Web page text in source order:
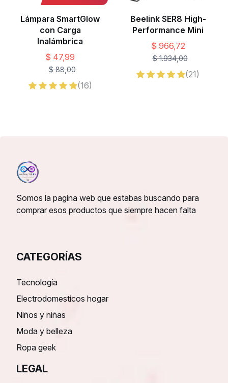
Lámpara SmartGlow
con Carga
Inalámbrica
$ 47,99
$ 88,00
(16)
Beelink SER8 High-
Performance Mini
$ 966,72
$ 1.934,00
(21)
Somos la pagina web que estabas buscando para
comprar esos productos que siempre hacen falta
CATEGORÍAS
Tecnología
Electrodomesticos hogar
Niños y niñas
Moda y belleza
Ropa geek
LEGAL